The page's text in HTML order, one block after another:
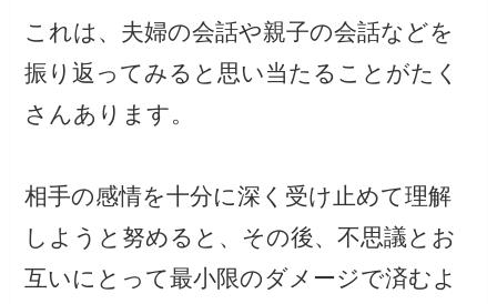
これは、夫婦の会話や親子の会話などを
振り返ってみると思い当たることがたく
さんあります。
相手の感情を十分に深く受け止めて理解
しようと努めると、その後、不思議とお
互いにとって最小限のダメージで済むよ